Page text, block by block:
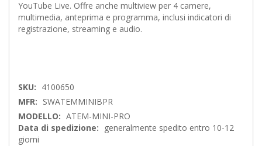
YouTube Live. Offre anche multiview per 4 camere,
multimedia, anteprima e programma, inclusi indicatori di
registrazione, streaming e audio.
SKU: 4100650
MFR: SWATEMMINIBPR
MODELLO: ATEM-MINI-PRO
Data di spedizione:
generalmente spedito entro 10-12
giorni